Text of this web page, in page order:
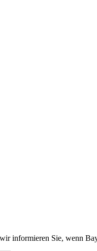
informieren Sie, wenn